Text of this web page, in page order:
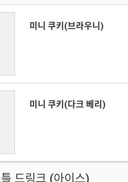
미니 쿠키(브라우니)
미니 쿠키(다크 베리)
드링크 (아이스)